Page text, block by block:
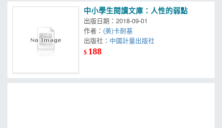
中小學生閱讀文庫：人性的弱點
出版日期：2018-09-01
作者： (美)卡耐基
出版社： 中國計量出版社
$ 188